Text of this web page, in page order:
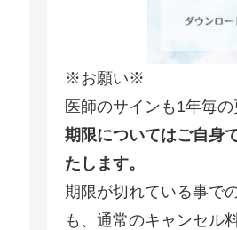
※お願い※
医師のサインも1年毎の
期限についてはご自身
たします。
期限が切れている事で
も、通常のキャンセル